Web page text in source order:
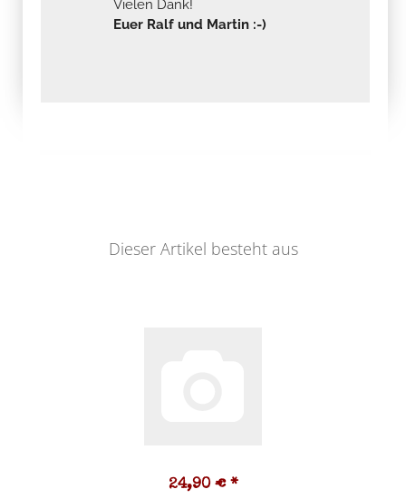
Vielen Dank!
Euer Ralf und Martin :-)
Dieser Artikel besteht aus
24,90 € *